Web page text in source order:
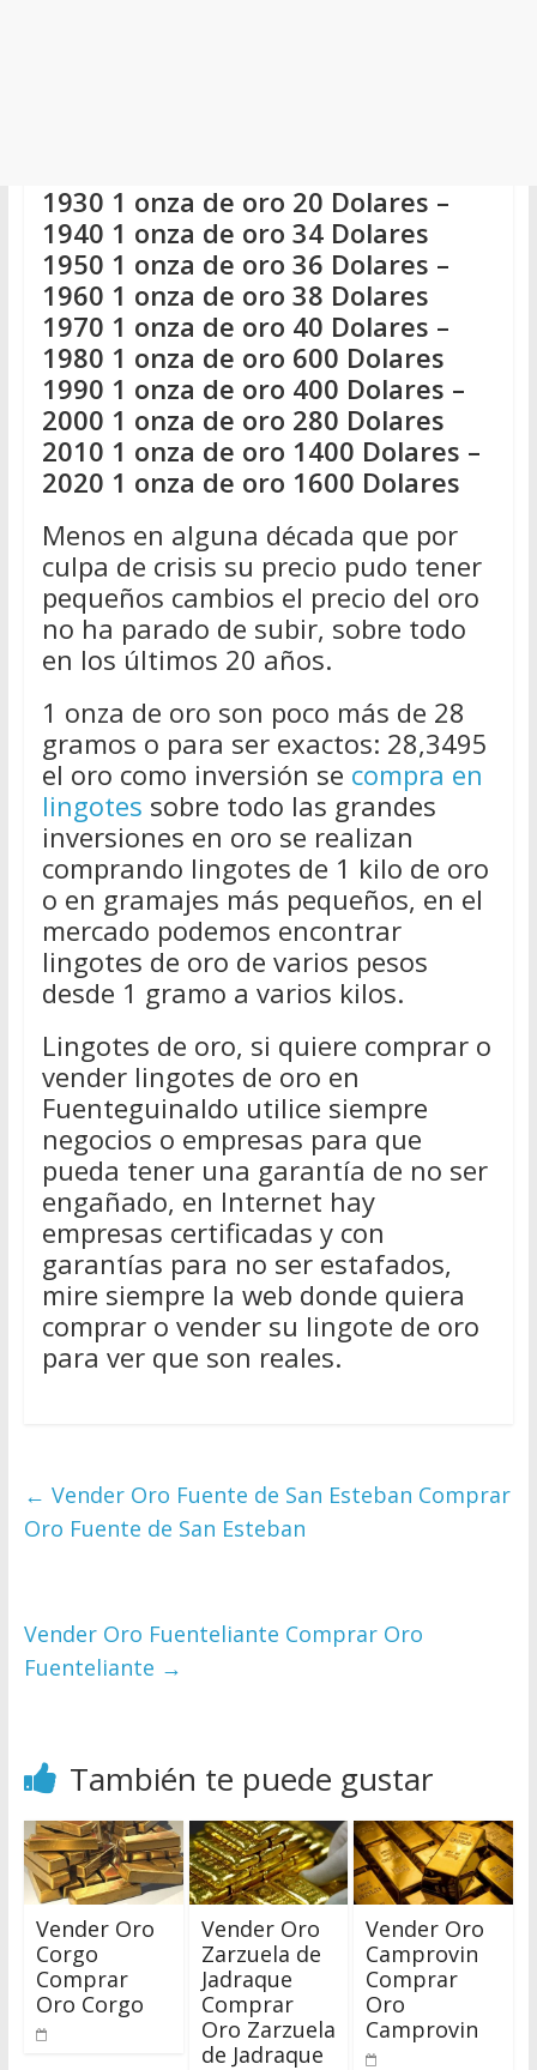
1930 1 onza de oro 20 Dolares –
1940 1 onza de oro 34 Dolares
1950 1 onza de oro 36 Dolares –
1960 1 onza de oro 38 Dolares
1970 1 onza de oro 40 Dolares –
1980 1 onza de oro 600 Dolares
1990 1 onza de oro 400 Dolares –
2000 1 onza de oro 280 Dolares
2010 1 onza de oro 1400 Dolares –
2020 1 onza de oro 1600 Dolares
Menos en alguna década que por
culpa de crisis su precio pudo tener
pequeños cambios el precio del oro
no ha parado de subir, sobre todo
en los últimos 20 años.
1 onza de oro son poco más de 28
gramos o para ser exactos: 28,3495
el oro como inversión se compra en
lingotes sobre todo las grandes
inversiones en oro se realizan
comprando lingotes de 1 kilo de oro
o en gramajes más pequeños, en el
mercado podemos encontrar
lingotes de oro de varios pesos
desde 1 gramo a varios kilos.
Lingotes de oro, si quiere comprar o
vender lingotes de oro en
Fuenteguinaldo utilice siempre
negocios o empresas para que
pueda tener una garantía de no ser
engañado, en Internet hay
empresas certificadas y con
garantías para no ser estafados,
mire siempre la web donde quiera
comprar o vender su lingote de oro
para ver que son reales.
← Vender Oro Fuente de San Esteban Comprar
Oro Fuente de San Esteban
Vender Oro Fuenteliante Comprar Oro
Fuenteliante →
También te puede gustar
Vender Oro
Corgo
Comprar
Oro Corgo
Vender Oro
Zarzuela de
Jadraque
Comprar
Oro Zarzuela
de Jadraque
Vender Oro
Camprovin
Comprar
Oro
Camprovin